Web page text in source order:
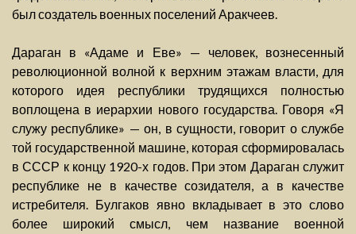
был создатель военных поселений Аракчеев.
Дараган в «Адаме и Еве» — человек, вознесенный
революционной волной к верхним этажам власти, для
которого идея республики трудящихся полностью
воплощена в иерархии нового государства. Говоря «Я
служу республике» — он, в сущности, говорит о службе
той государственной машине, которая сформировалась
в СССР к концу 1920-х годов. При этом Дараган служит
республике не в качестве созидателя, а в качестве
истребителя. Булгаков явно вкладывает в это слово
более широкий смысл, чем название военной